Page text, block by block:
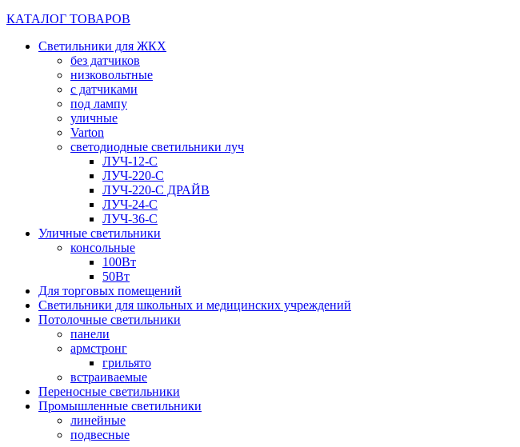
КАТАЛОГ ТОВАРОВ
Светильники для ЖКХ
без датчиков
низковольтные
с датчиками
под лампу
уличные
Varton
светодиодные светильники луч
ЛУЧ-12-С
ЛУЧ-220-С
ЛУЧ-220-С ДРАЙВ
ЛУЧ-24-С
ЛУЧ-36-С
Уличные светильники
консольные
100Вт
50Вт
Для торговых помещений
Светильники для школьных и медицинских учреждений
Потолочные светильники
панели
армстронг
грильято
встраиваемые
Переносные светильники
Промышленные светильники
линейные
подвесные